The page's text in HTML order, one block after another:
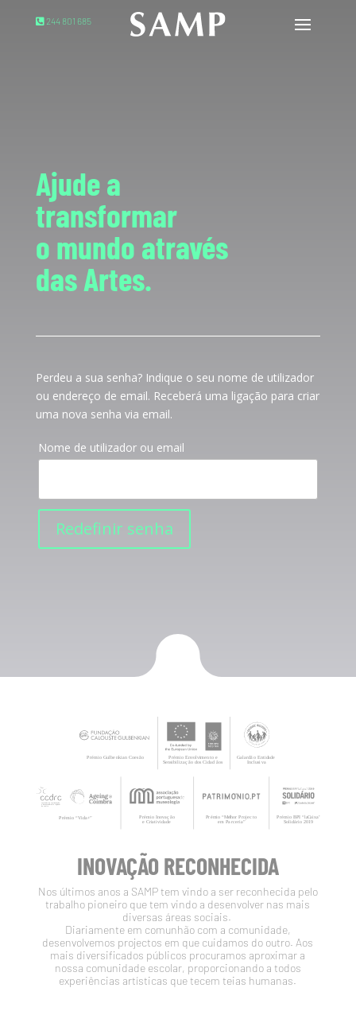
244 801 685
Ajude a
transformar
o mundo através
das Artes.
Perdeu a sua senha? Indique o seu nome de utilizador
ou endereço de email. Receberá uma ligação para criar
uma nova senha via email.
Nome de utilizador ou email
Redefinir senha
INOVAÇÃO RECONHECIDA
Nos últimos anos a SAMP tem vindo a ser reconhecida pelo
trabalho pioneiro que tem vindo a desenvolver nas mais
diversas áreas sociais.
Diariamente em comunhão com a comunidade,
desenvolvemos projectos em que cuidamos do outro. Aos
mais diversificados públicos procuramos aproximar a
nossa comunidade escolar, proporcionando a todos
experiências artísticas que tecem teias humanas.